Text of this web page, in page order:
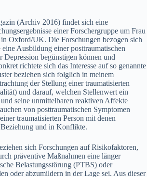
(Archiv 2016) findet sich eine
einer Forschergruppe um Frau
Oxford/UK. Die Forschungen bezogen sich
Ausbildung einer posttraumatischen
Depression begünstigen können und
richtete sich das Interesse auf so genannte
beziehen sich folglich in meinem
der Stellung einer traumatisierten
und darauf, welchen Stellenwert ein
seine unmittelbaren reaktiven Affekte
von posttraumatischen Symptomen
traumatisierten Person mit denen
und in Konflikte.
sich Forschungen auf Risikofaktoren,
präventive Maßnahmen eine länger
Belastungsstörung (PTBS) oder
oder abzumildern in der Lage sei. Aus dieser